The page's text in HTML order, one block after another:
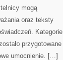
mogą
oraz teksty
Kategorie
przygotowane
umocnienie. […]